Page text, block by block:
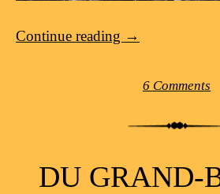
Continue reading →
6 Comments
DU GRAND-